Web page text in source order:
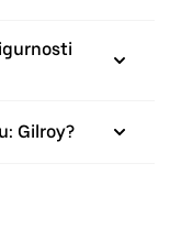
Gilroy?